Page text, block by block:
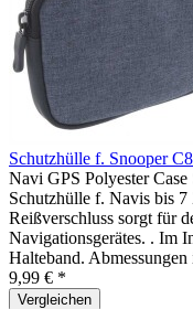
Schutzhülle f. Snooper
Navi GPS Polyester
Schutzhülle f. Navis bis
Reißverschluss sorgt für
Navigationsgerätes. . Im
Halteband.
9,99 € *
Vergleichen